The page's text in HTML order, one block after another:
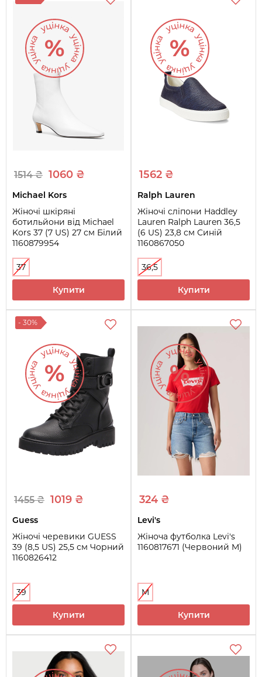
1514 ₴ 1060 ₴
Michael Kors
Жіночі шкіряні
ботильйони від Michael
Kors 37 (7 US) 27 см Білий
1160879954
37
Купити
1562 ₴
Ralph Lauren
Жіночі сліпони Haddley
Lauren Ralph Lauren 36,5
(6 US) 23,8 см Синій
1160867050
36,5
Купити
- 30%
1455 ₴ 1019 ₴
Guess
Жіночі черевики GUESS
39 (8,5 US) 25,5 см Чорний
1160826412
39
Купити
324 ₴
Levi's
Жіноча футболка Levi's
1160817671 (Червоний M)
M
Купити